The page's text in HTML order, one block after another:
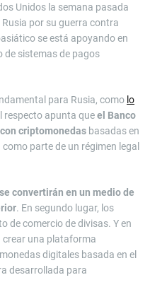
Unidos la semana pasada
por su guerra contra
se está apoyando en
de sistemas de pagos
para Rusia, como lo
respecto apunta queel Banco
criptomonedas basadas en
parte de un régimen legal
convertirán en un medio de
. En segundo lugar, los
de comercio de divisas. Y en
crear una plataforma
digitales basada en el
desarrollada para